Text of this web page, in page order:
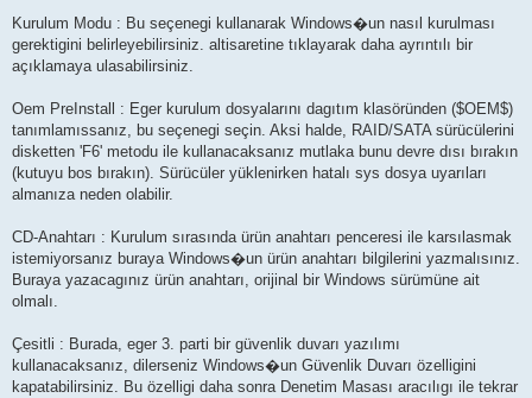
Kurulum Modu : Bu seçenegi kullanarak Windows�un nasıl kurulması
gerektigini belirleyebilirsiniz. altisaretine tıklayarak daha ayrıntılı bir
açıklamaya ulasabilirsiniz.
Oem PreInstall : Eger kurulum dosyalarını dagıtım klasöründen ($OEM$)
tanımlamıssanız, bu seçenegi seçin. Aksi halde, RAID/SATA sürücülerini
disketten 'F6' metodu ile kullanacaksanız mutlaka bunu devre dısı bırakın
(kutuyu bos bırakın). Sürücüler yüklenirken hatalı sys dosya uyarıları
almanıza neden olabilir.
CD-Anahtarı : Kurulum sırasında ürün anahtarı penceresi ile karsılasmak
istemiyorsanız buraya Windows�un ürün anahtarı bilgilerini yazmalısınız.
Buraya yazacagınız ürün anahtarı, orijinal bir Windows sürümüne ait
olmalı.
Çesitli : Burada, eger 3. parti bir güvenlik duvarı yazılımı
kullanacaksanız, dilerseniz Windows�un Güvenlik Duvarı özelligini
kapatabilirsiniz. Bu özelligi daha sonra Denetim Masası aracılıgı ile tekrar